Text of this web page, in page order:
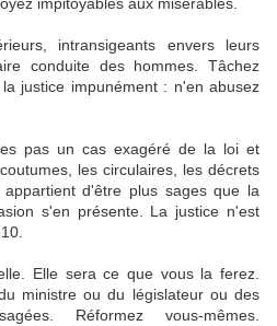
intransigeants envers leurs
conduite des hommes. Tâchez
justice impunément : n'en abusez
pas un cas exagéré de la loi et
les circulaires, les décrets
d'être plus sages que la
s'en présente. La justice n'est
Elle sera ce que vous la ferez.
ministre ou du législateur ou des
Réformez vous-mêmes.